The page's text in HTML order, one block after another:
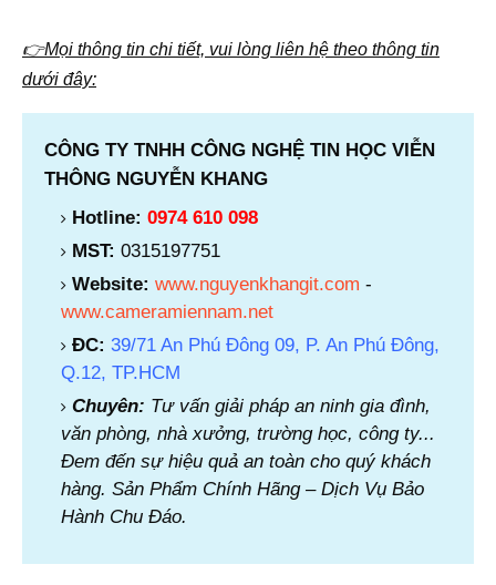
👉Mọi thông tin chi tiết, vui lòng liên hệ theo thông tin
dưới đây:
CÔNG TY TNHH CÔNG NGHỆ TIN HỌC VIỄN
THÔNG NGUYỄN KHANG
Hotline: 0974 610 098
MST: 0315197751
Website: www.nguyenkhangit.com -
www.cameramiennam.net
ĐC: 39/71 An Phú Đông 09, P. An Phú Đông,
Q.12, TP.HCM
Chuyên: Tư vấn giải pháp an ninh gia đình,
văn phòng, nhà xưởng, trường học, công ty...
Đem đến sự hiệu quả an toàn cho quý khách
hàng. Sản Phẩm Chính Hãng – Dịch Vụ Bảo
Hành Chu Đáo.